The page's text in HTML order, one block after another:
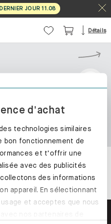
d'achat
technologies similaires
bon fonctionnement de
et t’offrir une
avec des publicités
des informations
appareil. En sélectionnant
et acceptes que nous
DERNIER JOUR 11.08
Détails